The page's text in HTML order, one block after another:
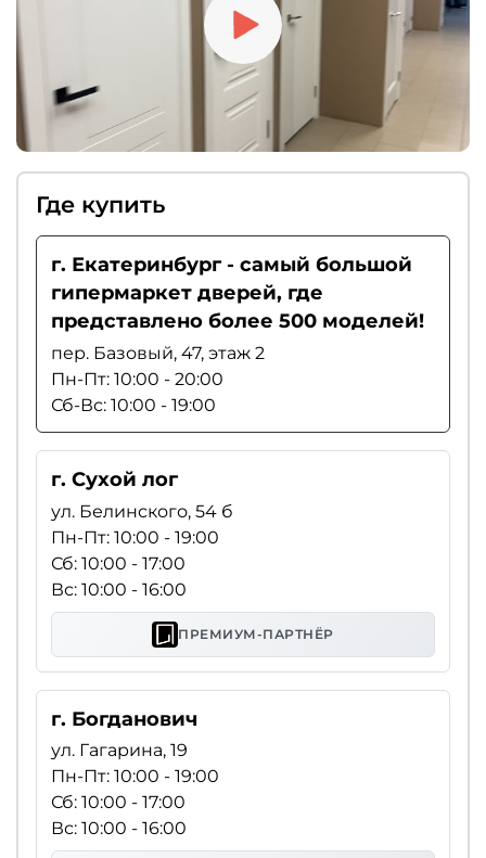
Где купить
г. Екатеринбург - самый большой
гипермаркет дверей, где
представлено более 500 моделей!
пер. Базовый, 47, этаж 2
Пн-Пт: 10:00 - 20:00
Сб-Вс: 10:00 - 19:00
г. Сухой лог
ул. Белинского, 54 б
Пн-Пт: 10:00 - 19:00
Сб: 10:00 - 17:00
Вс: 10:00 - 16:00
ПРЕМИУМ-ПАРТНЁР
г. Богданович
ул. Гагарина, 19
Пн-Пт: 10:00 - 19:00
Сб: 10:00 - 17:00
Вс: 10:00 - 16:00